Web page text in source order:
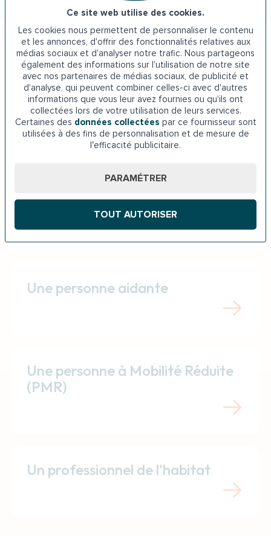
Ce site web utilise des cookies.
Les cookies nous permettent de personnaliser le contenu
et les annonces, d'offrir des fonctionnalités relatives aux
médias sociaux et d'analyser notre trafic. Nous partageons
également des informations sur l'utilisation de notre site
avec nos partenaires de médias sociaux, de publicité et
d'analyse, qui peuvent combiner celles-ci avec d'autres
informations que vous leur avez fournies ou qu'ils ont
collectées lors de votre utilisation de leurs services.
Certaines des données collectées par ce fournisseur sont
utilisées à des fins de personnalisation et de mesure de
l’efficacité publicitaire.
PARAMÉTRER
TOUT AUTORISER
Je suis...
Un senior
Un professionnel de santé
Une personne aidante
Une personne à Mobilité Réduite
(PMR)
Un professionnel de l'habitat